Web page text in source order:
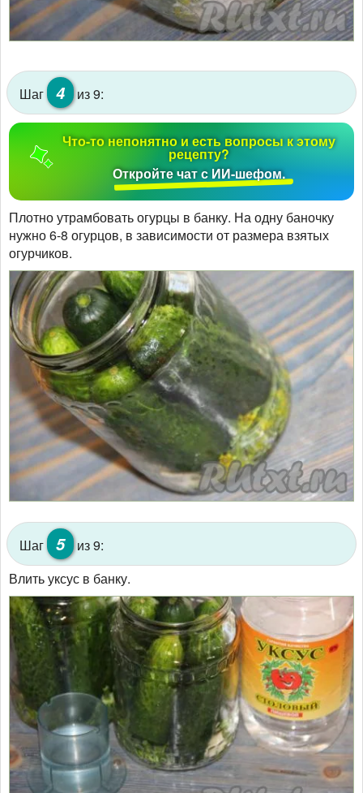
Шаг 4 из 9:
Что-то непонятно и есть вопросы к этому
рецепту?
Откройте чат с ИИ-шефом.
Плотно утрамбовать огурцы в банку. На одну баночку
нужно 6-8 огурцов, в зависимости от размера взятых
огурчиков.
Шаг 5
из 9:
Влить уксус в банку.